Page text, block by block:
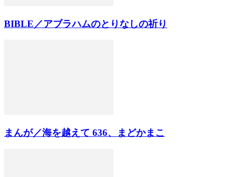
BIBLE／アブラハムのとりなしの祈り
まんが／海を越えて 636、まどかまこ